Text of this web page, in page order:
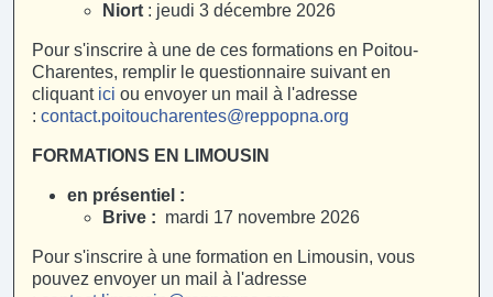
Niort : jeudi 3 décembre 2026
Pour s'inscrire à une de ces formations en Poitou-
Charentes, remplir le questionnaire suivant en
cliquant ici ou envoyer un mail à l'adresse
: contact.poitoucharentes@reppopna.org
FORMATIONS EN LIMOUSIN
en présentiel :
Brive : mardi 17 novembre 2026
Pour s'inscrire à une formation en Limousin, vous
pouvez envoyer un mail à l'adresse